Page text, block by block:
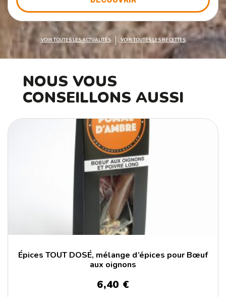
VOIR TOUTES LES ACTUALITÉS VOIR TOUTES LES RECETTES
NOUS VOUS
CONSEILLONS AUSSI
Épices TOUT DOSÉ, mélange d’épices pour Bœuf
aux oignons
6,40 €